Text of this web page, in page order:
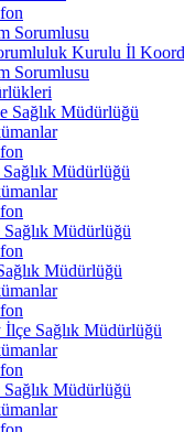
Sorumlusu
Kurulu İl
Sorumlusu
Sağlık Müdürlüğü
Müdürlüğü
Müdürlüğü
Müdürlüğü
İlçe Sağlık Müdürlüğü
Müdürlüğü